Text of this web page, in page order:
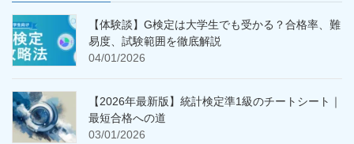
【体験談】G検定は大学生でも受かる？合格率、難
易度、試験範囲を徹底解説
04/01/2026
【2026年最新版】統計検定準1級のチートシート｜
最短合格への道
03/01/2026